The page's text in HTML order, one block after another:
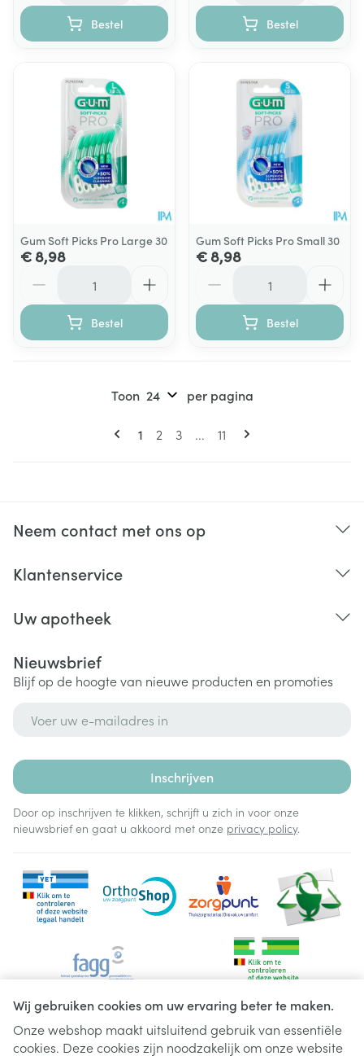
Wij gebruiken cookies om uw ervaring beter te maken.
Onze webshop maakt uitsluitend gebruik van essentiële
cookies. Deze cookies zijn noodzakelijk om onze website
Bestel Bestel
Gum Soft Picks Pro Large 30
€ 8,98
Bestel
Gum Soft Picks Pro Small 30
€ 8,98
Bestel
Pagina's
U lees momenteel pagina
1 Pagina
2 Pagina
3 ... Pagina
11
Toon per pagina
Neem contact met ons op
Klantenservice
Uw apotheek
Nieuwsbrief
Blijf op de hoogte van nieuwe producten en promoties
Inschrijven
Door op inschrijven te klikken, schrijft u zich in voor onze
nieuwsbrief en gaat u akkoord met onze privacy policy.
Juridische links